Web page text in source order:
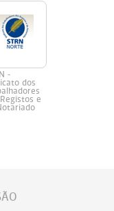
-
dos
e